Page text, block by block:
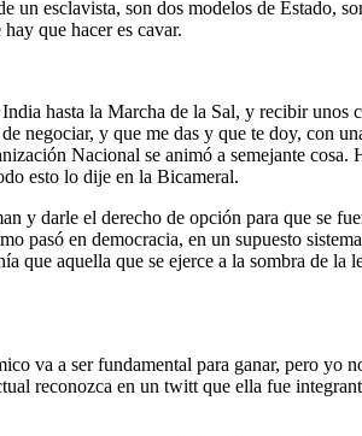
esclavista, son dos modelos de Estado,
que hacer es cavar.
hasta la Marcha de la Sal, y recibir
negociar, y que me das y que te doy, con
Nacional se animó a semejante
esto lo dije en la Bicameral.
y darle el derecho de opción para que se
pasó en democracia, en un supuesto
que aquella que se ejerce a la sombra de
va a ser fundamental para ganar, pero yo
reconozca en un twitt que ella fue